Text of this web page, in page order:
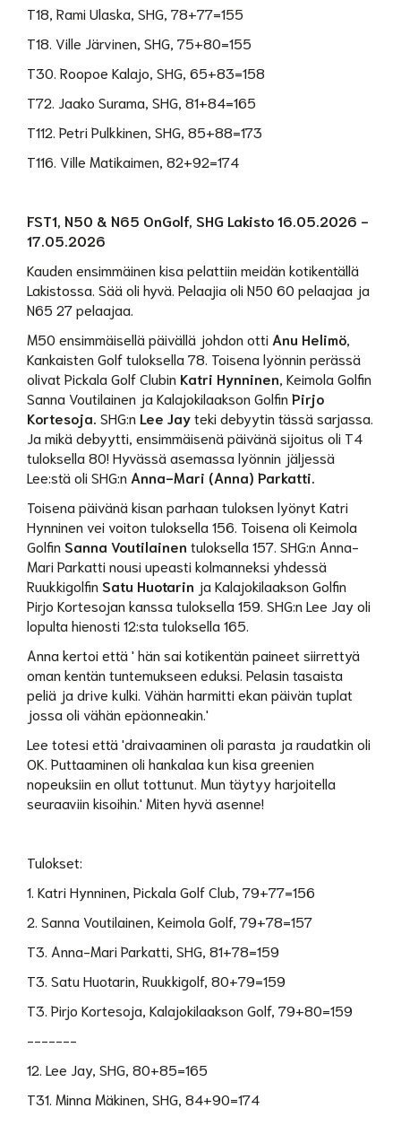
T18, Rami Ulaska, SHG, 78+77=155
T18. Ville Järvinen, SHG, 75+80=155
T30. Roopoe Kalajo, SHG, 65+83=158
T72. Jaako Surama, SHG, 81+84=165
T112. Petri Pulkkinen, SHG, 85+88=173
T116. Ville Matikaimen, 82+92=174
FST1, N50 & N65 OnGolf, SHG Lakisto 16.05.2026 -
17.05.2026
Kauden ensimmäinen kisa pelattiin meidän kotikentällä
Lakistossa. Sää oli hyvä. Pelaajia oli N50 60 pelaajaa ja
N65 27 pelaajaa.
M50 ensimmäisellä päivällä johdon otti Anu Helimö
Kankaisten Golf tuloksella 78. Toisena lyönnin perässä
olivat Pickala Golf Clubin Katri Hynninen , Keimola Golfin
Sanna Voutilainen ja Kalajokilaakson Golfin Pirjo
Kortesoja. SHG:n Lee Jayteki debyytin tässä sarjassa.
Ja mikä debyytti, ensimmäisenä päivänä sijoitus oli T4
tuloksella 80! Hyvässä asemassa lyönnin jäljessä
Lee:stä oli SHG:n Anna-Mari (Anna) Parkatti.
Toisena päivänä kisan parhaan tuloksen lyönyt Katri
Hynninen vei voiton tuloksella 156. Toisena oli Keimola
Golfin Sanna Voutilainen tuloksella 157. SHG:n Anna-
Mari Parkatti nousi upeasti kolmanneksi yhdessä
Ruukkigolfin Satu Huotarin ja Kalajokilaakson Golfin
Pirjo Kortesojan kanssa tuloksella 159. SHG:n Lee Jay oli
lopulta hienosti 12:sta tuloksella 165.
Anna kertoi että ' hän sai kotikentän paineet siirrettyä
oman kentän tuntemukseen eduksi. Pelasin tasaista
peliä ja drive kulki. Vähän harmitti ekan päivän tuplat
jossa oli vähän epäonneakin.'
Lee totesi että 'draivaaminen oli parasta ja raudatkin oli
OK. Puttaaminen oli hankalaa kun kisa greenien
nopeuksiin en ollut tottunut. Mun täytyy harjoitella
seuraaviin kisoihin.' Miten hyvä asenne!
Tulokset:
1. Katri Hynninen, Pickala Golf Club, 79+77=156
2. Sanna Voutilainen, Keimola Golf, 79+78=157
T3. Anna-Mari Parkatti, SHG, 81+78=159
T3. Satu Huotarin, Ruukkigolf, 80+79=159
T3. Pirjo Kortesoja, Kalajokilaakson Golf, 79+80=159
-------
12. Lee Jay, SHG, 80+85=165
T31. Minna Mäkinen, SHG, 84+90=174